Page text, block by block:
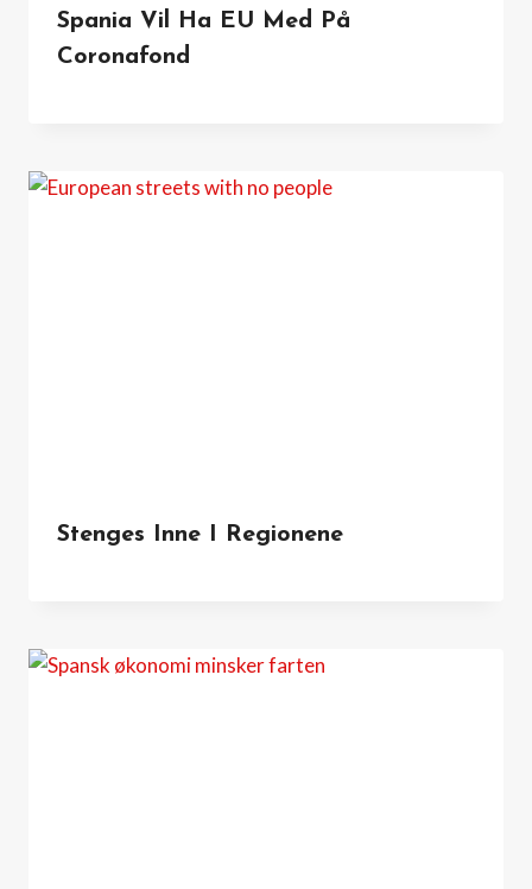
Spania Vil Ha EU Med På
Coronafond
Stenges Inne I Regionene